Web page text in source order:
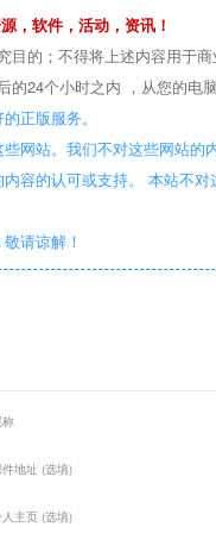
，软件，活动，资讯！
的；不得将上述内容用于
24个小时之内 ，从您的电
正版服务。
网站。我们不对这些网站的
容的认可或支持。 本站不
请谅解！
地址 (选填)
主页 (选填)